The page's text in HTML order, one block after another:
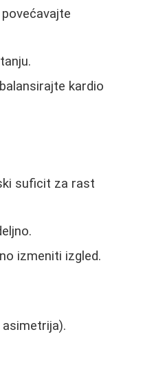
kardio
suficit za rast
izmeniti izgled.